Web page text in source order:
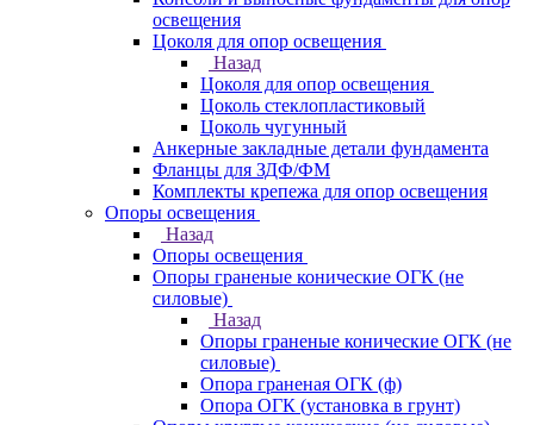
освещения
Цоколя для опор освещения
Назад
Цоколя для опор освещения
Цоколь стеклопластиковый
Цоколь чугунный
Анкерные закладные детали фундамента
Фланцы для ЗДФ/ФМ
Комплекты крепежа для опор освещения
Опоры освещения
Назад
Опоры освещения
Опоры граненые конические ОГК (не
силовые)
Назад
Опоры граненые конические ОГК (не
силовые)
Опора граненая ОГК (ф)
Опора ОГК (установка в грунт)